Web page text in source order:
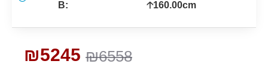
₪6558
₪5245
В:
🡡160.00cm